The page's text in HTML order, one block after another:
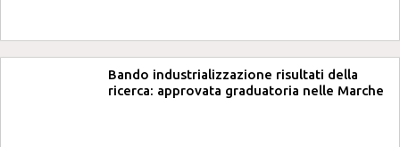
Bando industrializzazione risultati della
ricerca: approvata graduatoria nelle Marche